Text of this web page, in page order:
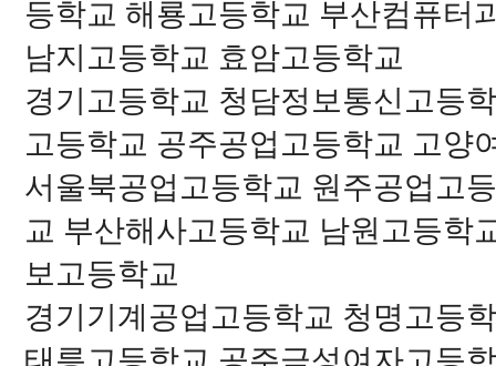
등학교 해룡고등학교 부산컴퓨터
남지고등학교 효암고등학교
경기고등학교 청담정보통신고등
고등학교 공주공업고등학교 고양
서울북공업고등학교 원주공업고
교 부산해사고등학교 남원고등학
보고등학교
경기기계공업고등학교 청명고등